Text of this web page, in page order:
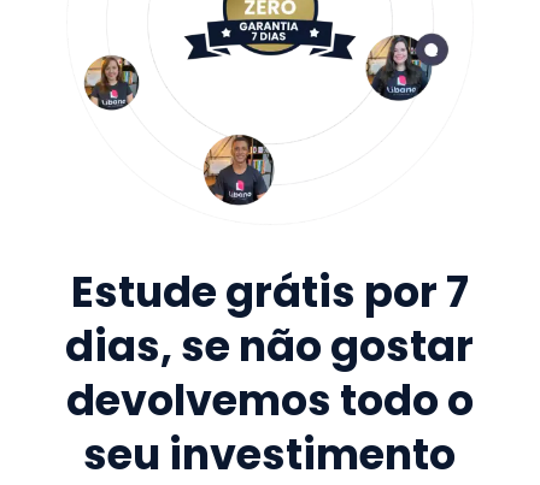
Estude grátis por 7
dias, se não gostar
devolvemos todo o
seu investimento